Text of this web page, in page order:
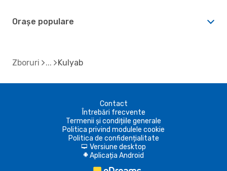
Orașe populare
Zboruri Kulyab
Contact
Întrebări frecvente
Termenii și condițiile generale
Politica privind modulele cookie
Politica de confidențialitate
d Versiune desktop
A Aplicația Android